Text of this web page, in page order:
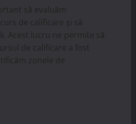
să evaluăm
de calificare și să
Acest lucru ne permite să
de calificare a fost
zonele de